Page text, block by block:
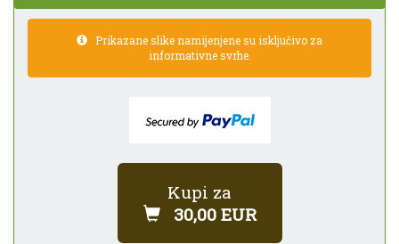
Prikazane slike namijenjene su isključivo za
informativne svrhe.
Kupi za
30,00 EUR